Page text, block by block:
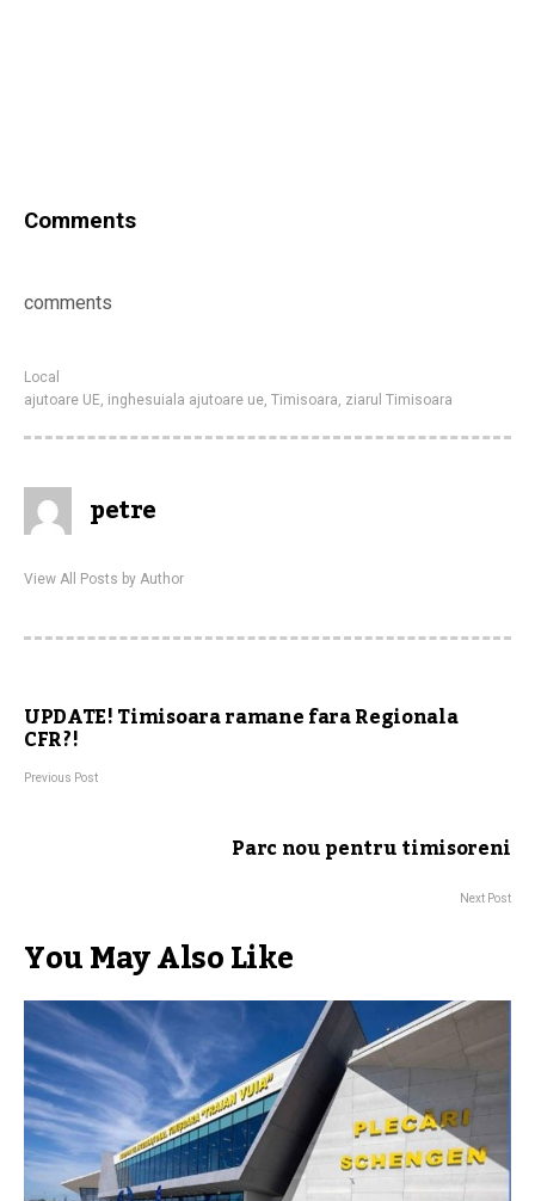
Comments
comments
Local
ajutoare UE, inghesuiala ajutoare ue, Timisoara, ziarul Timisoara
petre
View All Posts by Author
UPDATE! Timisoara ramane fara Regionala
CFR?!
Previous Post
Parc nou pentru timisoreni
Next Post
You May Also Like